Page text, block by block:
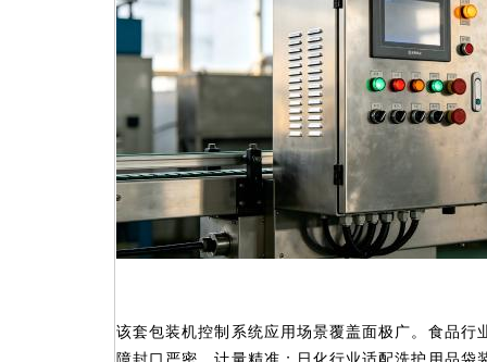
该套包装机控制系统应用场景覆盖面极广。食品行